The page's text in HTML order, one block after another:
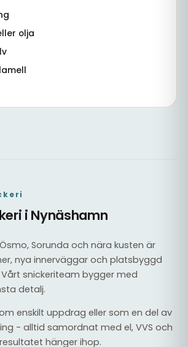
olja
i Nynäshamn
Sorunda och nära kusten är
nya innerväggar och platsbyggd
snickeriteam bygger med
detalj.
enskilt uppdrag eller som en del av
- alltid samordnat med el, VVS och
hänger ihop.